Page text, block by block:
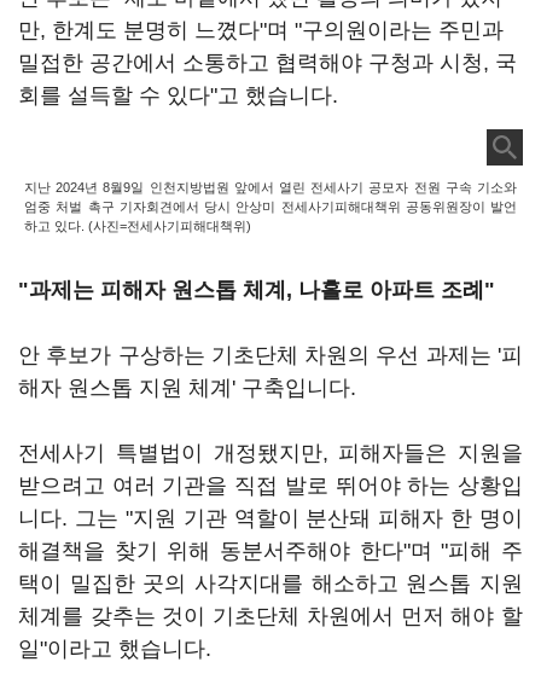
만, 한계도 분명히 느꼈다"며 "구의원이라는 주민과
밀접한 공간에서 소통하고 협력해야 구청과 시청, 국
회를 설득할 수 있다"고 했습니다.
지난 2024년 8월9일 인천지방법원 앞에서 열린 전세사기 공모자 전원 구속 기소와
엄중 처벌 촉구 기자회견에서 당시 안상미 전세사기피해대책위 공동위원장이 발언
하고 있다. (사진=전세사기피해대책위)
"과제는 피해자 원스톱 체계, 나홀로 아파트 조례"
안 후보가 구상하는 기초단체 차원의 우선 과제는 '피
해자 원스톱 지원 체계' 구축입니다.
전세사기 특별법이 개정됐지만, 피해자들은 지원을
받으려고 여러 기관을 직접 발로 뛰어야 하는 상황입
니다. 그는 "지원 기관 역할이 분산돼 피해자 한 명이
해결책을 찾기 위해 동분서주해야 한다"며 "피해 주
택이 밀집한 곳의 사각지대를 해소하고 원스톱 지원
체계를 갖추는 것이 기초단체 차원에서 먼저 해야 할
일"이라고 했습니다.